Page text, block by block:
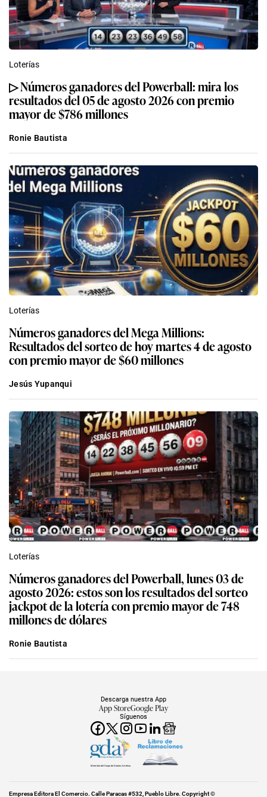
Loterías
▷ Números ganadores del Powerball: mira los
resultados del 05 de agosto 2026 con premio
mayor de $786 millones
Ronie Bautista
Loterías
Números ganadores del Mega Millions:
Resultados del sorteo de hoy martes 4 de agosto
con premio mayor de $60 millones
Jesús Yupanqui
Loterías
Números ganadores del Powerball, lunes 03 de
agosto 2026: estos son los resultados del sorteo
jackpot de la lotería con premio mayor de 748
millones de dólares
Ronie Bautista
Síguenos
Descarga nuestra App
App StoreGoogle Play
Miembro del Grupo de Diarios América
Empresa Editora El Comercio. Calle Paracas #532, Pueblo Libre. Copyright ©